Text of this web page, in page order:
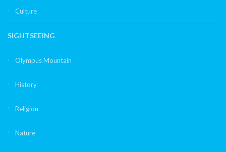
Culture
SIGHTSEEING
Olympus Mountain
History
Religion
Nature